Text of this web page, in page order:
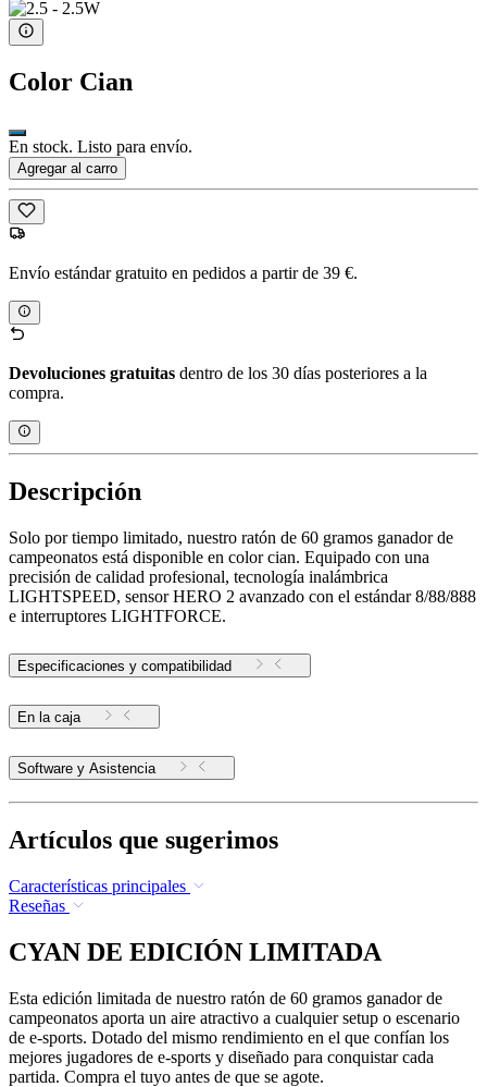
Color Cian
En stock. Listo para envío.
Agregar al carro
Envío estándar gratuito en pedidos a partir de 39 €.
Devoluciones gratuitas dentro de los 30 días posteriores a la
compra.
Descripción
Solo por tiempo limitado, nuestro ratón de 60 gramos ganador de
campeonatos está disponible en color cian. Equipado con una
precisión de calidad profesional, tecnología inalámbrica
LIGHTSPEED, sensor HERO 2 avanzado con el estándar 8/88/888
e interruptores LIGHTFORCE.
Especificaciones y compatibilidad
En la caja
Software y Asistencia
Artículos que sugerimos
Características principales
Reseñas
CYAN DE EDICIÓN LIMITADA
Esta edición limitada de nuestro ratón de 60 gramos ganador de
campeonatos aporta un aire atractivo a cualquier setup o escenario
de e-sports. Dotado del mismo rendimiento en el que confían los
mejores jugadores de e-sports y diseñado para conquistar cada
partida. Compra el tuyo antes de que se agote.